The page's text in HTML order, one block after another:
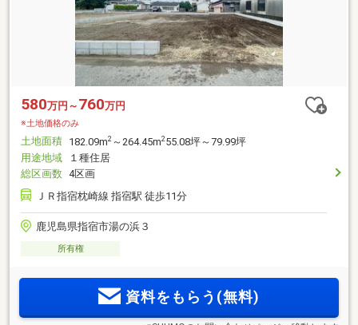
580万円～ 760万円
※土地価格のみ
土地面積 182.09m2 ～264.45m255.08坪～79.99坪
用途地域
１種住居
総区画数 4区画
ＪＲ指宿枕崎線 指宿駅 徒歩11分
鹿児島県指宿市湯の浜３
所有権
資料をもらう(無料)